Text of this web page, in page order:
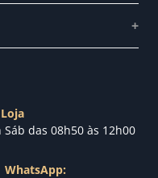
+
Sáb das 08h50 às 12h00
WhatsApp: